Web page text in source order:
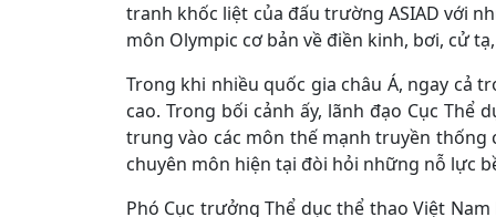
tranh khốc liệt của đấu trường ASIAD với
môn Olympic cơ bản về điền kinh, bơi, cử
Trong khi nhiều quốc gia châu Á, ngay cả
cao. Trong bối cảnh ấy, lãnh đạo Cục Thể
trung vào các môn thế mạnh truyền
chuyên môn hiện tại đòi hỏi những nỗ lực
Phó Cục trưởng Thể dục thể thao Việt